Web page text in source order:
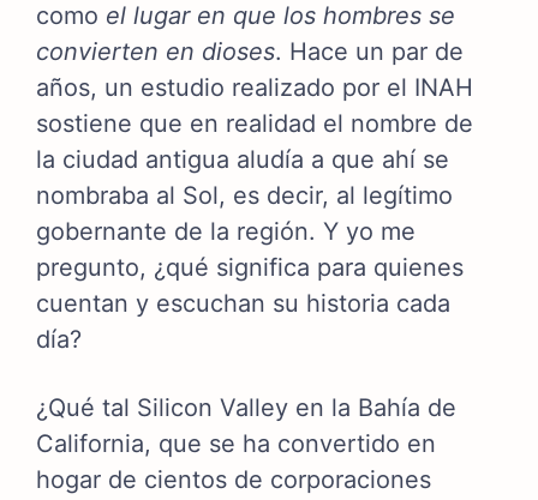
como el lugar en que los hombres se
convierten en dioses. Hace un par de
años, un estudio realizado por el INAH
sostiene que en realidad el nombre de
la ciudad antigua aludía a que ahí se
nombraba al Sol, es decir, al legítimo
gobernante de la región. Y yo me
pregunto, ¿qué significa para quienes
cuentan y escuchan su historia cada
día?
¿Qué tal Silicon Valley en la Bahía de
California, que se ha convertido en
hogar de cientos de corporaciones